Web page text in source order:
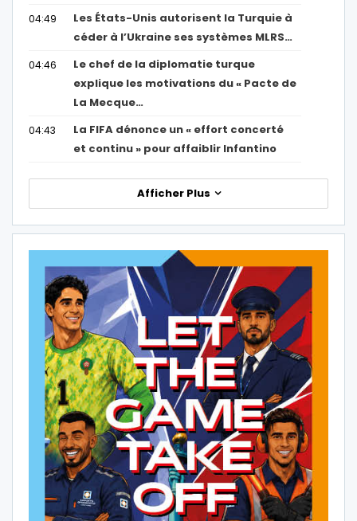
04:49
Les États-Unis autorisent la Turquie à
céder à l’Ukraine ses systèmes MLRS…
04:46
Le chef de la diplomatie turque
explique les motivations du « Pacte de
La Mecque…
04:43
La FIFA dénonce un « effort concerté
et continu » pour affaiblir Infantino
Afficher Plus